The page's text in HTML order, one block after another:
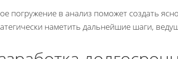
погружение в анализ поможет создать
наметить дальнейшие шаги,